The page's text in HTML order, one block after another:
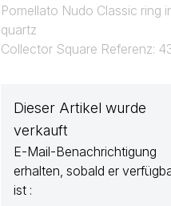
Pomellato Nudo Classic ring
quartz
Collector Square Referenz:
Dieser Artikel wurde
verkauft
E-Mail-Benachrichtigung
erhalten, sobald er
ist :